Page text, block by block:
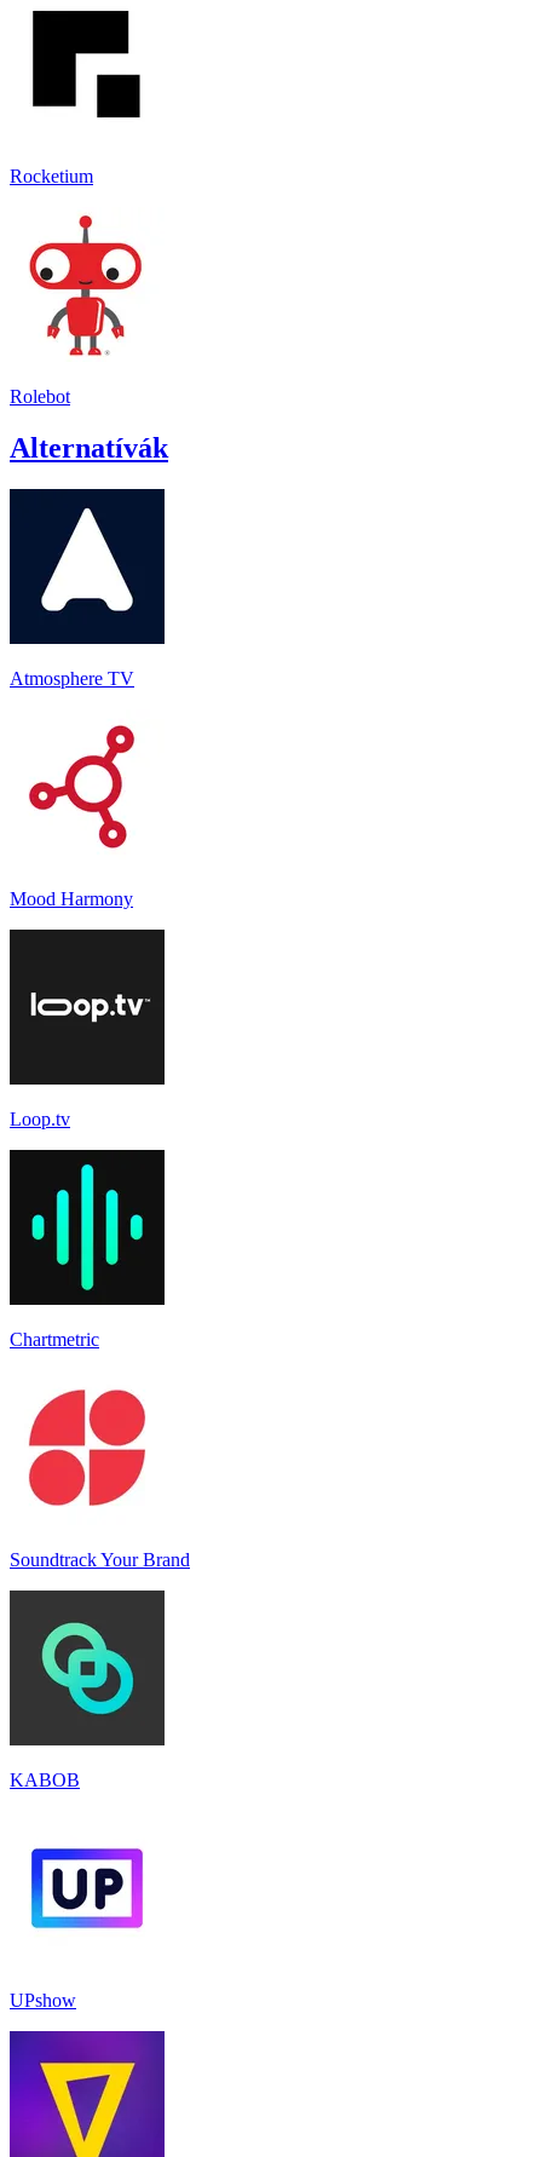
Rocketium
Rolebot
Alternatívák
Atmosphere TV
Mood Harmony
Loop.tv
Chartmetric
Soundtrack Your Brand
KABOB
UPshow